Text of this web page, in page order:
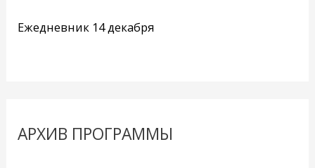
Ежедневник 14 декабря
АРХИВ ПРОГРАММЫ